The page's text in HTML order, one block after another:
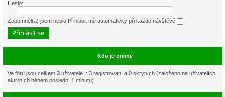
Heslo:
Zapomněl(a) jsem heslo Přihlásit mě automaticky při každé návštěvě
Kdo je online
Ve fóru jsou celkem 3 uživatelé :: 3 registrovaní a 0 skrytých (založeno na uživatelích
aktivních během poslední 1 minutu)